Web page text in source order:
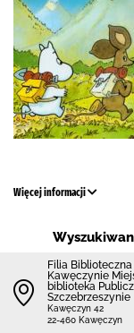
Więcej informacji
Filia
Kawęczynie
biblioteka
Szczebrzeszynie
Kawęczyn 42
22-460 Kawęczyn